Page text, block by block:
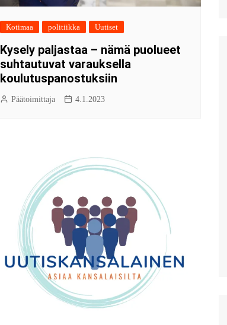
Kotimaa politiikka Uutiset
Kysely paljastaa – nämä puolueet
suhtautuvat varauksella
koulutuspanostuksiin
Päätoimittaja 4.1.2023